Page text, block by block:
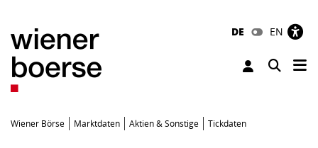
DE EN
Toggle
Wiener Börse Marktdaten Aktien & Sonstige Tickdaten